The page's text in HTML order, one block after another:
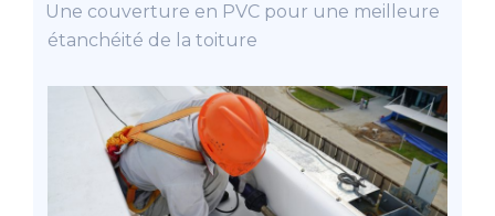
Une couverture en PVC pour une meilleure
étanchéité de la toiture